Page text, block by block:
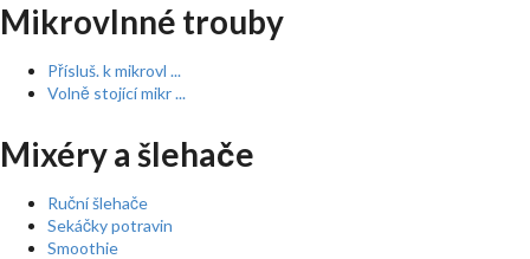
Mikrovlnné trouby
Přísluš. k mikrovl ...
Volně stojící mikr ...
Mixéry a šlehače
Ruční šlehače
Sekáčky potravin
Smoothie